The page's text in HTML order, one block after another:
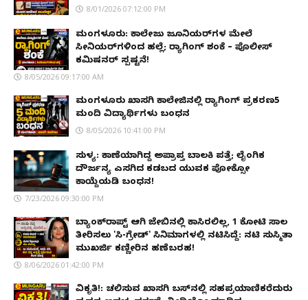
8/01/2026 07:12:00 PM
ಮಂಗಳೂರು: ಕಾಲೇಜು ಜೂನಿಯರ್‌ಗಳ ಮೇಲೆ
ಸೀನಿಯರ್‌ಗಳಿಂದ ಹಲ್ಲೆ; ರ‌್ಯಾಗಿಂಗ್ ಶಂಕೆ – ಪೊಲೀಸ್
ಕಮಿಷನರ್ ಸ್ಪಷ್ಟನೆ!
8/05/2026 09:17:00 AM
ಮಂಗಳೂರು ಖಾಸಗಿ ಕಾಲೇಜಿನಲ್ಲಿ ರ‌್ಯಾಗಿಂಗ್ ಪ್ರಕರಣ5
ಮಂದಿ ವಿದ್ಯಾರ್ಥಿಗಳು ಬಂಧನ
8/05/2026 10:41:00 PM
ಸುಳ್ಯ: ಕಾಣೆಯಾಗಿದ್ದ ಅಪ್ರಾಪ್ತ ಬಾಲಕಿ ಪತ್ತೆ; ಲೈಂಗಿಕ
ದೌರ್ಜನ್ಯ ಎಸಗಿದ ಕಡಬದ ಯುವಕ ಪೋಕ್ಸೋ
ಕಾಯ್ದೆಯಡಿ ಬಂಧನ!
7/23/2026 09:30:00 PM
ಬ್ಯಾಂಕ್‌ರಾಪ್ಟ್‌ ಆಗಿ ಜೇಬಿನಲ್ಲಿ ಕಾಸಿರಲಿಲ್ಲ, ₹1 ಕೋಟಿ ಸಾಲ
ತೀರಿಸಲು 'ಸಿ-ಗ್ರೇಡ್' ಸಿನಿಮಾಗಳಲ್ಲಿ ನಟಿಸಿದ್ದೆ: ನಟಿ ಸುಸ್ಮಿತಾ
ಮುಖರ್ಜಿ ಕಣ್ಣೀರಿನ ಹಣೆಬರಹ!
8/06/2026 01:42:00 PM
ವಿಕೃತಿ!: ಚಲಿಸುವ ಖಾಸಗಿ ಬಸ್‌ನಲ್ಲಿ ಸಹಪ್ರಯಾಣಿಕರೆದುರು